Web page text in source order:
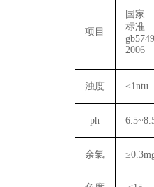
项目
国家
标准
2006
浊度 ≤1ntu
ph
余氯